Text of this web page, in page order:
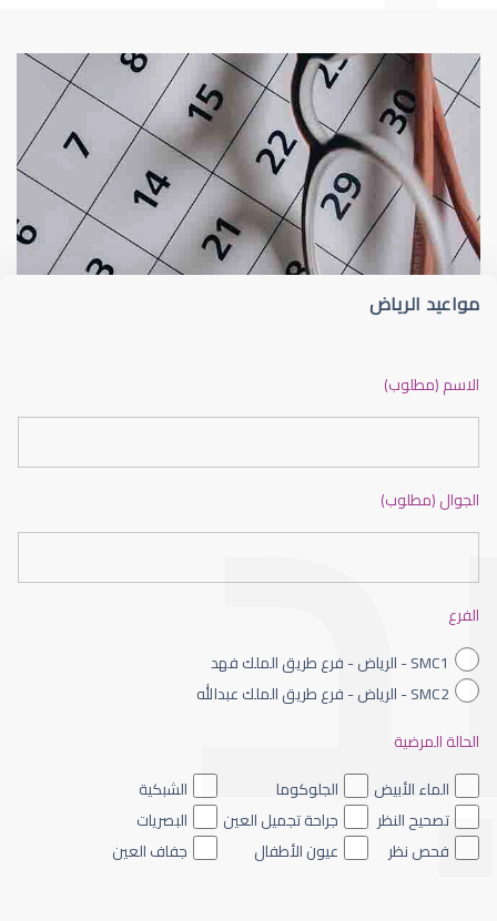
د أم كلثوم الحريريطبيب عيون
طبيب عيون شمال الرياض
طبيب عيون الرياض
مواعيد الرياض
الاسم (مطلوب)
الجوال (مطلوب)
الفرع
SMC1 - الرياض - فرع طريق الملك فهد
SMC2 - الرياض - فرع طريق الملك عبدالله
الحالة المرضية
الماء الأبيض
الجلوكوما
الشبكية
تصحيح النظر
جراحة تجميل العين
البصريات
فحص نظر
عيون الأطفال جفاف العين